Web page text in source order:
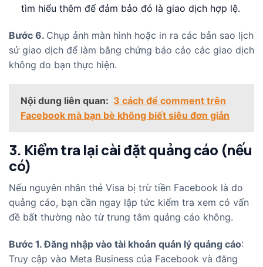
tìm hiểu thêm để đảm bảo đó là giao dịch hợp lệ.
Bước 6. Chụp ảnh màn hình hoặc in ra các bản sao lịch
sử giao dịch để làm bằng chứng báo cáo các giao dịch
không do bạn thực hiện.
Nội dung liên quan: 3 cách để comment trên
Facebook mà bạn bè không biết siêu đơn giản
3. Kiểm tra lại cài đặt quảng cáo (nếu
có)
Nếu nguyên nhân thẻ Visa bị trừ tiền Facebook là do
quảng cáo, bạn cần ngay lập tức kiểm tra xem có vấn
đề bất thường nào từ trung tâm quảng cáo không.
Bước 1. Đăng nhập vào tài khoản quản lý quảng cáo:
Truy cập vào Meta Business của Facebook và đăng